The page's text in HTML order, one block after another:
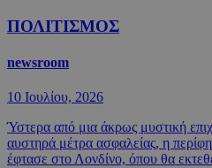
ΠΟΛΙΤΙΣΜΟΣ
newsroom
10 Ιουλίου, 2026
Ύστερα από μια άκρως μυστική
αυστηρά μέτρα ασφαλείας, η
έφτασε στο Λονδίνο, όπου θα